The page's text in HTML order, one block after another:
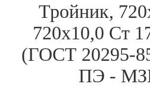
Тройник,
720x10,0 Ст
(ГОСТ 20295-
ПЭ -